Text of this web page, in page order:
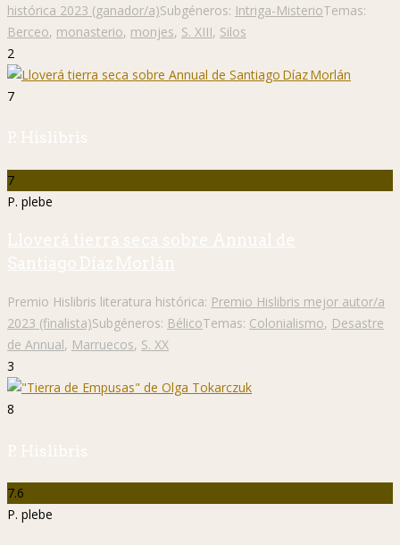
histórica 2023 (ganador/a)Subgéneros: Intriga-MisterioTemas:
Berceo, monasterio, monjes, S. XIII, Silos
2
7
P. Hislibris
7
P. plebe
Lloverá tierra seca sobre Annual de
Santiago Díaz Morlán
Premio Hislibris literatura histórica: Premio Hislibris mejor autor/a
2023 (finalista)Subgéneros: BélicoTemas: Colonialismo, Desastre
de Annual, Marruecos, S. XX
3
8
P. Hislibris
7.6
P. plebe